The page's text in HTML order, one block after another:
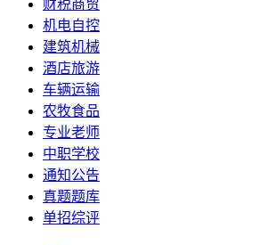
财税商贸
机电自控
建筑机械
酒店旅游
车辆运输
农牧食品
专业老师
中职学校
通知公告
真题题库
单招综评